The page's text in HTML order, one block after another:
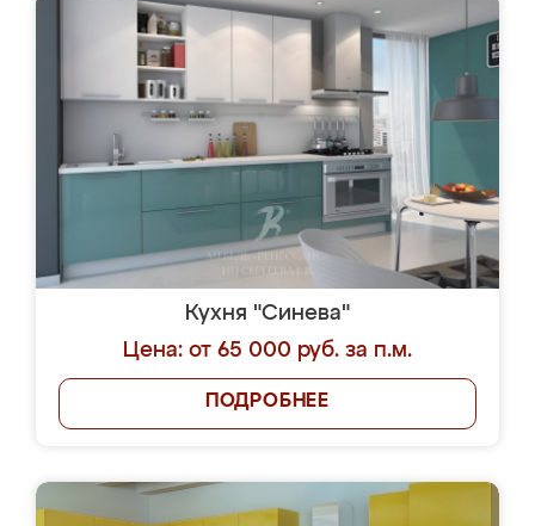
Кухня "Синева"
Цена: от 65 000 руб. за п.м.
ПОДРОБНЕЕ